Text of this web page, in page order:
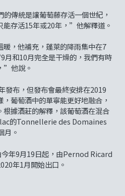
傳統是讓葡萄藤存活一個世紀，
能存活15年或20年，”他解釋道。
，他補充，蓬萊的降雨集中在7
和10月完全是干燥的，我們有時
”他說。
發布，但發布會最終安排在2019
葡萄酒中的單寧能更好地融合，
據酒莊的解釋，該葡萄酒在混合
的Tonnellerie des Domaines
月。
年9月19日起，由Pernod Ricard
年1月開始出口。